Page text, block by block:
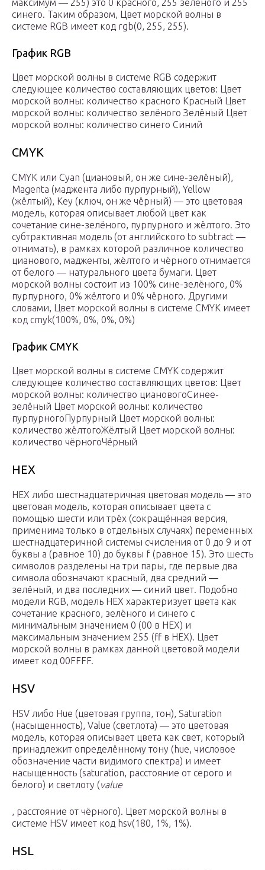
максимум — 255) это 0 красного, 255 зелёного и 255
синего. Таким образом, Цвет морской волны в
системе RGB имеет код rgb(0, 255, 255).
График RGB
Цвет морской волны в системе RGB содержит
следующее количество составляющих цветов: Цвет
морской волны: количество красного Красный Цвет
морской волны: количество зелёного Зелёный Цвет
морской волны: количество синего Синий
CMYK
CMYK или Cyan (циановый, он же сине-зелёный),
Magenta (маджента либо пурпурный), Yellow
(жёлтый), Key (ключ, он же чёрный) — это цветовая
модель, которая описывает любой цвет как
сочетание сине-зелёного, пурпурного и жёлтого. Это
субтрактивная модель (от английского to subtract —
отнимать), в рамках которой различное количество
цианового, мадженты, жёлтого и чёрного отнимается
от белого — натурального цвета бумаги. Цвет
морской волны состоит из 100% сине-зелёного, 0%
пурпурного, 0% жёлтого и 0% чёрного. Другими
словами, Цвет морской волны в системе CMYK имеет
код cmyk(100%, 0%, 0%, 0%)
График CMYK
Цвет морской волны в системе CMYK содержит
следующее количество составляющих цветов: Цвет
морской волны: количество циановогоСинее-
зелёный Цвет морской волны: количество
пурпурногоПурпурный Цвет морской волны:
количество жёлтогоЖёлтый Цвет морской волны:
количество чёрногоЧёрный
HEX
HEX либо шестнадцатеричная цветовая модель — это
цветовая модель, которая описывает цвета с
помощью шести или трёх (сокращённая версия,
применима только в отдельных случаях) переменных
шестнадцатеричной системы счисления от 0 до 9 и от
буквы a (равное 10) до буквы f (равное 15). Это шесть
символов разделены на три пары, где первые два
символа обозначают красный, два средний —
зелёный, и два последних — синий цвет. Подобно
модели RGB, модель HEX характеризует цвета как
сочетание красного, зелёного и синего с
минимальным значением 0 (00 в HEX) и
максимальным значением 255 (ff в HEX). Цвет
морской волны в рамках данной цветовой модели
имеет код 00FFFF.
HSV
HSV либо Hue (цветовая группа, тон), Saturation
(насыщенность), Value (светлота) — это цветовая
модель, которая описывает цвета как свет, который
принадлежит определённому тону (hue, числовое
обозначение части видимого спектра) и имеет
насыщенность (saturation, расстояние от серого и
белого) и светлоту (value
, расстояние от чёрного). Цвет морской волны в
системе HSV имеет код hsv(180, 1%, 1%).
HSL